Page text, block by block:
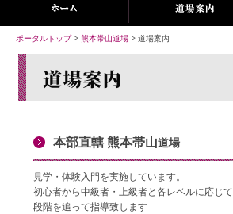
ポータルトップ> 熊本帯山道場 > 道場案内
本部直轄 熊本帯山道場
見学・体験入門を実施しています。
初心者から中級者・上級者と各レベルに応じて
段階を追って指導致します